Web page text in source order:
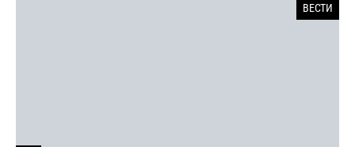
ВЕСТИ